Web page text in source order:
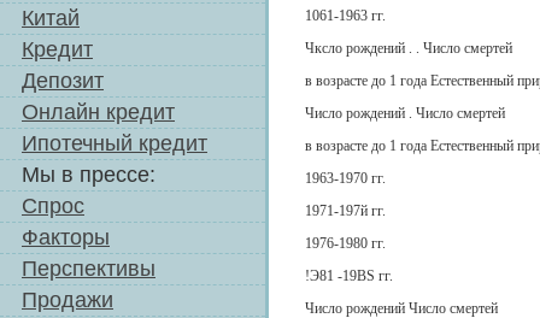
Китай
Кредит
Депозит
Онлайн кредит
Ипотечный кредит
Мы в прессе:
Спрос
Факторы
Перспективы
Продажи
1061-1963 гг.
Чксло рождений . . Число смертей
в возрасте до 1 года Естественный
Число рождений . Число смертей
в возрасте до 1 года Естественный
1963-1970 гг.
1971-197й гг.
1976-1980 гг.
!Э81 -19BS гг.
Число рождений Число смертей